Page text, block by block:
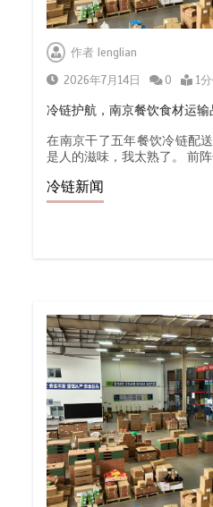
作者lenglian
2026年7月14日
0 1
冷链护航，南京餐饮食材运输
在南京干了五年餐饮冷链配
是人的滋味，我太熟了。 前
冷链新闻